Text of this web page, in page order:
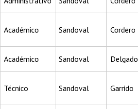
Académico Sandoval Cordero
Académico Sandoval Delgado
Técnico Sandoval Garrido